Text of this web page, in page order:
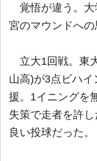
覚悟が違う。大
宮のマウンドへの
立大1回戦。東
山高)が3点ビハ
援。1イニングを
失策で走者を許
良い投球だった。